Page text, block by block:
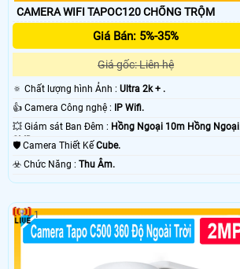
CAMERA WIFI TAPOC120 CHỐNG TRỘM
Giá Bán: 5%-35%
Giá gốc: Liên hệ
🔅 Chất lượng hình Ảnh : Ultra 2k + .
👍 Camera Công nghệ : IP Wifi.
💥 Giám sát Ban Đêm : Hồng Ngoại 10m Hồng Ngoại
SMD.🛡 Camera Thiết KếCube.
️☣️ Chức Năng : Thu Âm.
1